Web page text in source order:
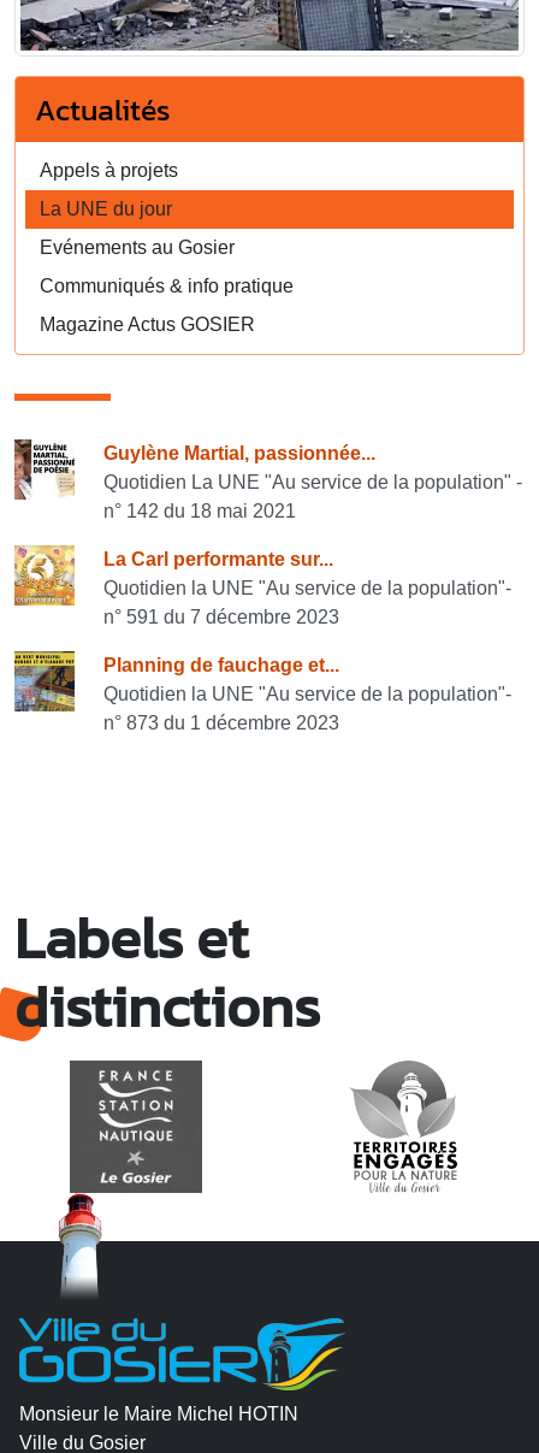
Actualités
Appels à projets
La UNE du jour
Evénements au Gosier
Communiqués & info pratique
Magazine Actus GOSIER
Consulter également
Guylène Martial, passionnée...
Quotidien La UNE "Au service de la population" -
n° 142 du 18 mai 2021
La Carl performante sur...
Quotidien la UNE "Au service de la population"-
n° 591 du 7 décembre 2023
Planning de fauchage et...
Quotidien la UNE "Au service de la population"-
n° 873 du 1 décembre 2023
Labels et
distinctions
Monsieur le Maire Michel HOTIN
Ville du Gosier